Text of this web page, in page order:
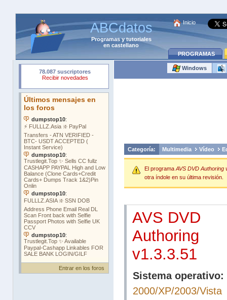
ABCdatos
Programasytutoriales
en castellano
Inicio
PROGRAMAS
Entrar en los foros
Windows
Categoría: Multimedia Vídeo
El programa AVS DVD Authoring
otra índole en su última revisión.
AVS DVD
Authoring
v1.3.3.51
Sistema operativo:
2000/XP/2003/Vista